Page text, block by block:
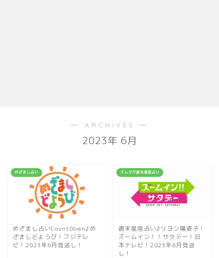
― ARCHIVES ―
2023年 6月
めざまし占い
めざまし占いCountDown♪め
ざましどようび！フジテレ
ビ！2023年6月見逃し！
ズムサタ週末星座占い
週末星座占い♪リヨン陽姿子！
ズームイン！！サタデー！日
本テレビ！2023年6月見逃
し！